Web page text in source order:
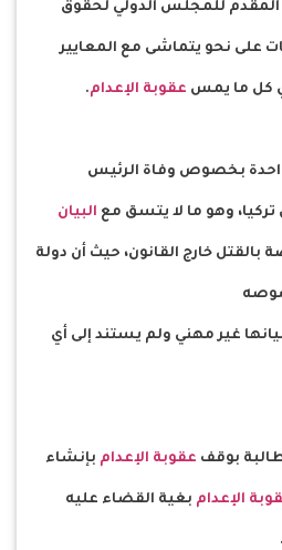
المقدم للمجلس الدولي لحقوق
على نحو يتماشى مع المعايير
كل ما يمس عقوبة الإعدام.
بخصوص وفاة الرئيس
وهو ما لا يتسق مع البيان
بالقتل خارج القانون، حيث أن دولة
غير مهني ولم يستند إلى أي
بوقف عقوبة الإعدام بإنشاء
الإعدام بغية القضاء عليه